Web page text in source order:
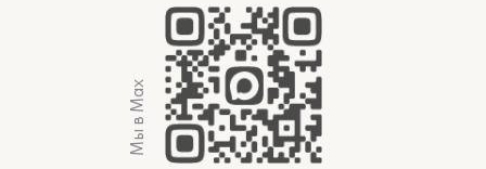
Мы в Max